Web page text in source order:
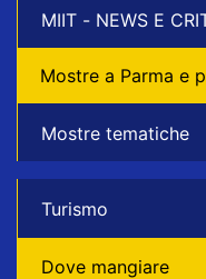
MIIT - NEWS E
Mostre a Parma e
Mostre tematiche
Turismo
Dove mangiare